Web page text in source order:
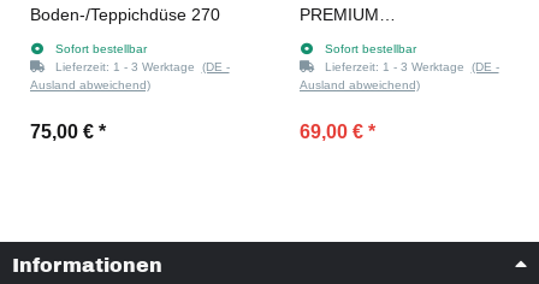
Boden-/Teppichdüse 270
Sofort bestellbar
Lieferzeit: 1 - 3 Werktage (DE -
Ausland abweichend)
75,00 € *
PREMIUM
(Saugdosenstart)
Sofort bestellbar
Lieferzeit: 1 - 3 Werktage (DE -
Ausland abweichend)
69,00 € *
Informationen